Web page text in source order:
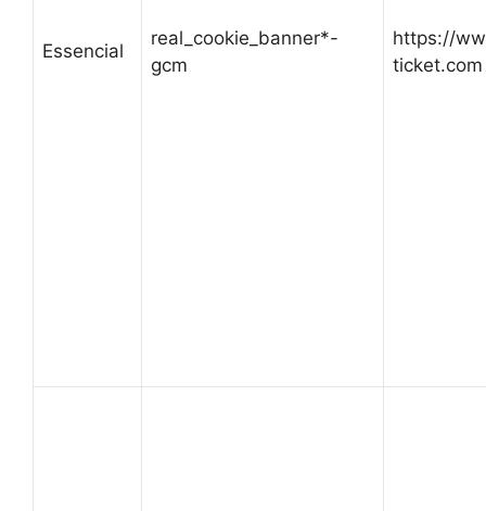
Essencial
real_cookie_banner*-
gcm
https://
ticket.com